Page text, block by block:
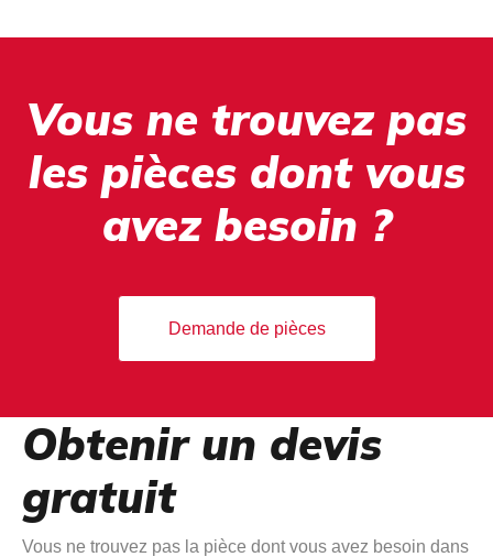
Vous ne trouvez pas
les pièces dont vous
avez besoin ?
Demande de pièces
Obtenir un devis
gratuit
Vous ne trouvez pas la pièce dont vous avez besoin dans